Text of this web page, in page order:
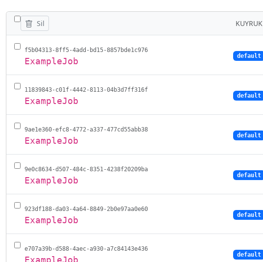
TÜM IŞLERI GIZLE/GÖSTER
Sil KUYRUK
f5b04313-8ff5-4add-bd15-8857bde1c976
ExampleJob
default
11839843-c01f-4442-8113-04b3d7ff316f
ExampleJob
default
9ae1e360-efc8-4772-a337-477cd55abb38
ExampleJob
default
9e0c8634-d507-484c-8351-4238f20209ba
ExampleJob
default
923df188-da03-4a64-8849-2b0e97aa0e60
ExampleJob
default
e707a39b-d588-4aec-a930-a7c84143e436
ExampleJob
default